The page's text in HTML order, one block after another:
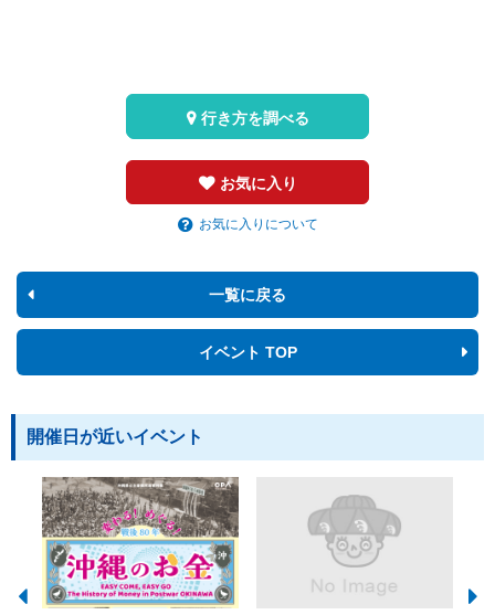
お気に入り
お気に入りについて
行き方を調べる
一覧に戻る
イベント TOP
開催日が近いイベント